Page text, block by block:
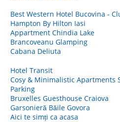
Best Western Hotel Bucovina -
Hampton By Hilton Iasi
Appartment Chindia Lake
Brancoveanu Glamping
Cabana Deliuta
Hotel Transit
Cosy & Minimalistic Apartments
Parking
Bruxelles Guesthouse Craiova
Garsonieră Băile Govora
Aici te simți ca acasa